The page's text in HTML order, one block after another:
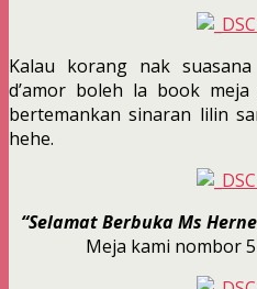
Kalau korang nak
d’amor boleh la book
bertemankan sinaran lilin
hehe.
“Selamat Berbuka Ms
Meja kami nombor